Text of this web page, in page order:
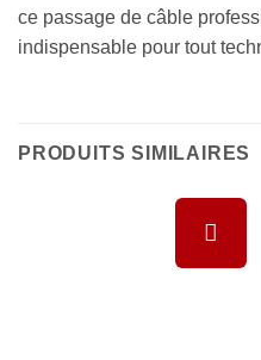
ce passage de câble
indispensable pour tout
PRODUITS SIMILAIRES